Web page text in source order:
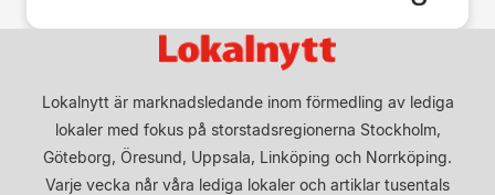
Lokalnytt är marknadsledande inom förmedling av lediga
lokaler med fokus på storstadsregionerna Stockholm,
Göteborg, Öresund, Uppsala, Linköping och Norrköping.
Varje vecka når våra lediga lokaler och artiklar tusentals